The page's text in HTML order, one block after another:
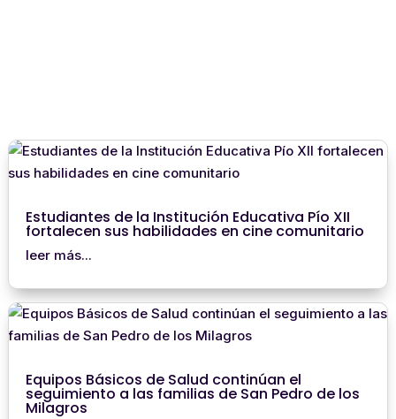
Estudiantes de la Institución Educativa Pío XII
fortalecen sus habilidades en cine comunitario
leer más...
Equipos Básicos de Salud continúan el
seguimiento a las familias de San Pedro de los
Milagros